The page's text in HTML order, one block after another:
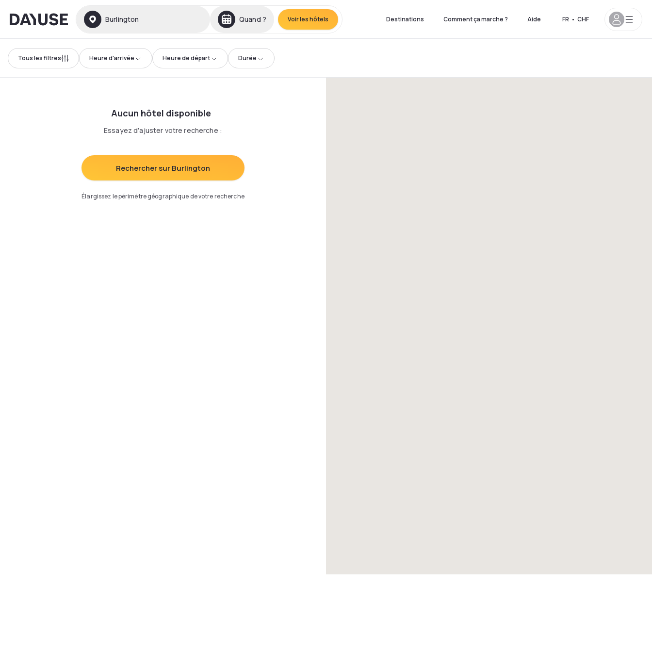
Dayuse Burlington Quand ? Voir les hôtels Destinations Comment ça marche ? Aide FR • CHF
Tous les filtres Heure d'arrivée Heure de départ Durée
Aucun hôtel disponible
Essayez d'ajuster votre recherche :
Rechercher sur Burlington
Élargissez le périmètre géographique de votre recherche